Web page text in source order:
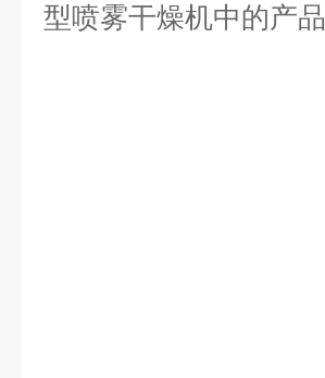
型喷雾干燥机中的产